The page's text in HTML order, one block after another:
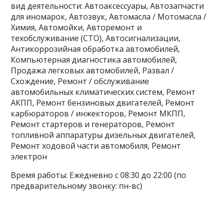
вид деятельности: Автоаксессуары, Автозапчасти
для иномарок, Автозвук, Автомасла / Мотомасла /
Химия, Автомойки, Авторемонт и
техобслуживание (СТО), Автосигнализации,
Антикоррозийная обработка автомобилей,
Компьютерная диагностика автомобилей,
Продажа легковых автомобилей, Развал /
Схождение, Ремонт / обслуживание
автомобильных климатических систем, Ремонт
АКПП, Ремонт бензиновых двигателей, Ремонт
карбюраторов / инжекторов, Ремонт МКПП,
Ремонт стартеров и генераторов, Ремонт
топливной аппаратуры дизельных двигателей,
Ремонт ходовой части автомобиля, Ремонт
электрон
Время работы: Ежедневно с 08:30 до 22:00 (по
предварительному звонку: пн-вс)